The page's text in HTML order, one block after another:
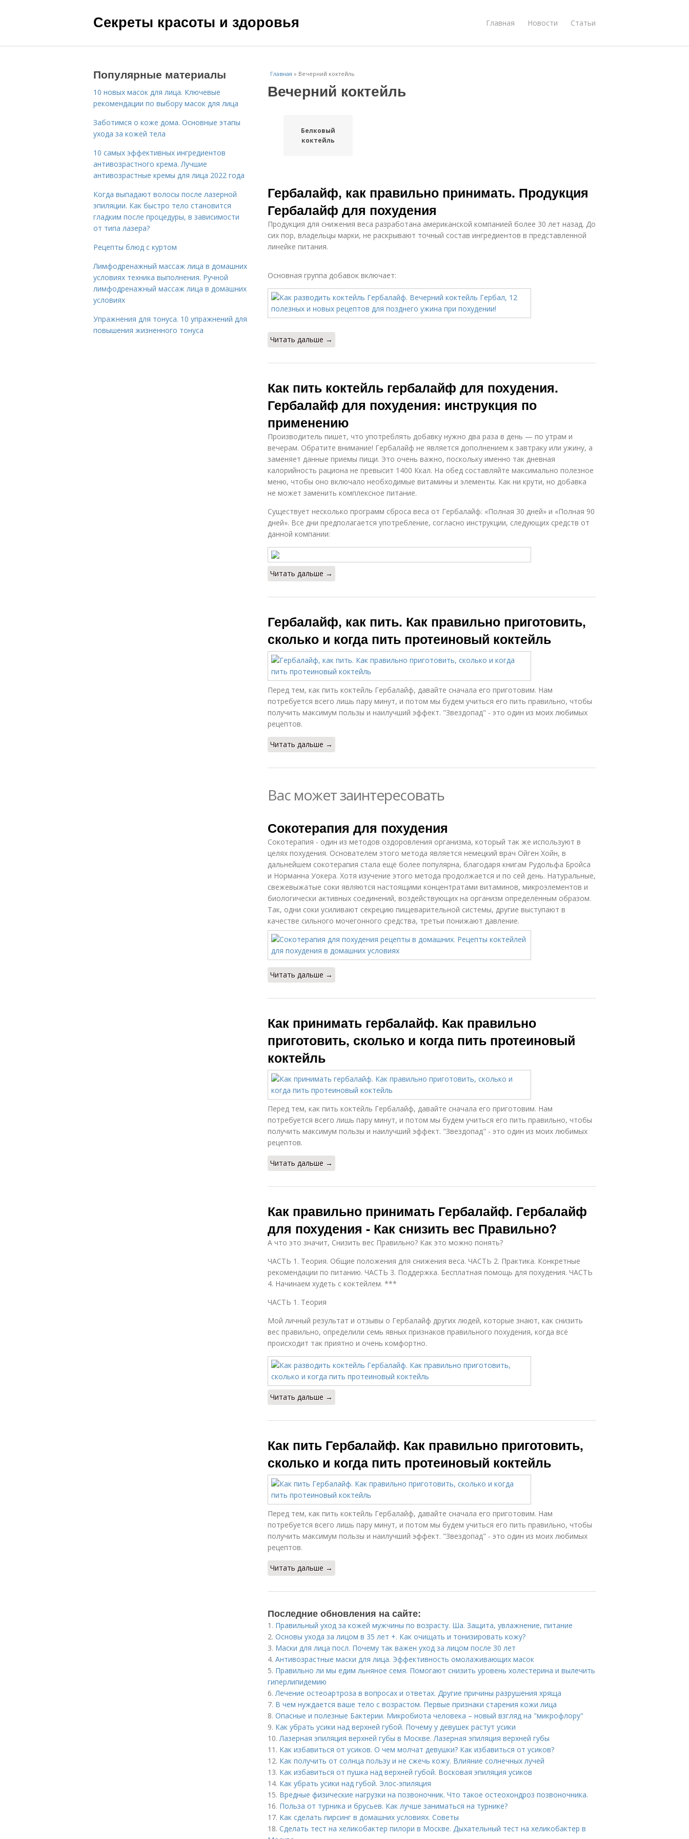
Секреты красоты и здоровья Главная Новости Статьи
Главная » Вечерний коктейль
Вечерний коктейль
Белковый
коктейль
Гербалайф, как правильно принимать. Продукция
Гербалайф для похудения
Продукция для снижения веса разработана американской компанией более 30 лет назад. До
сих пор, владельцы марки, не раскрывают точный состав ингредиентов в представленной
линейке питания.
Основная группа добавок включает:
Читать дальше →
Как пить коктейль гербалайф для похудения.
Гербалайф для похудения: инструкция по
применению
Производитель пишет, что употреблять добавку нужно два раза в день — по утрам и
вечерам. Обратите внимание! Гербалайф не является дополнением к завтраку или ужину, а
заменяет данные приемы пищи. Это очень важно, поскольку именно так дневная
калорийность рациона не превысит 1400 Ккал. На обед составляйте максимально полезное
меню, чтобы оно включало необходимые витамины и элементы. Как ни крути, но добавка
не может заменить комплексное питание.
Существует несколько программ сброса веса от Гербалайф: «Полная 30 дней» и «Полная 90
дней». Все дни предполагается употребление, согласно инструкции, следующих средств от
данной компании:
Читать дальше →
Гербалайф, как пить. Как правильно приготовить,
сколько и когда пить протеиновый коктейль
Перед тем, как пить коктейль Гербалайф, давайте сначала его приготовим. Нам
потребуется всего лишь пару минут, и потом мы будем учиться его пить правильно, чтобы
получить максимум пользы и наилучший эффект. "Звездопад" - это один из моих любимых
рецептов.
Читать дальше →
Вас может заинтересовать
Сокотерапия для похудения
Сокотерапия - один из методов оздоровления организма, который так же используют в
целях похудения. Основателем этого метода является немецкий врач Ойген Хойн, в
дальнейшем сокотерапия стала ещё более популярна, благодаря книгам Рудольфа Бройса
и Норманна Уокера. Хотя изучение этого метода продолжается и по сей день. Натуральные,
свежевыжатые соки являются настоящими концентратами витаминов, микроэлементов и
биологически активных соединений, воздействующих на организм определённым образом.
Так, одни соки усиливают секрецию пищеварительной системы, другие выступают в
качестве сильного мочегонного средства, третьи понижают давление.
Читать дальше →
Как принимать гербалайф. Как правильно
приготовить, сколько и когда пить протеиновый
коктейль
Перед тем, как пить коктейль Гербалайф, давайте сначала его приготовим. Нам
потребуется всего лишь пару минут, и потом мы будем учиться его пить правильно, чтобы
получить максимум пользы и наилучший эффект. "Звездопад" - это один из моих любимых
рецептов.
Читать дальше →
Как правильно принимать Гербалайф. Гербалайф
для похудения - Как снизить вес Правильно?
А что это значит, Снизить вес Правильно? Как это можно понять?
ЧАСТЬ 1. Теория. Общие положения для снижения веса. ЧАСТЬ 2. Практика. Конкретные
рекомендации по питанию. ЧАСТЬ 3. Поддержка. Бесплатная помощь для похудения. ЧАСТЬ
4. Начинаем худеть с коктейлем. ***
ЧАСТЬ 1. Теория
Мой личный результат и отзывы о Гербалайф других людей, которые знают, как снизить
вес правильно, определили семь явных признаков правильного похудения, когда всё
происходит так приятно и очень комфортно.
Читать дальше →
Как пить Гербалайф. Как правильно приготовить,
сколько и когда пить протеиновый коктейль
Перед тем, как пить коктейль Гербалайф, давайте сначала его приготовим. Нам
потребуется всего лишь пару минут, и потом мы будем учиться его пить правильно, чтобы
получить максимум пользы и наилучший эффект. "Звездопад" - это один из моих любимых
рецептов.
Читать дальше →
Последние обновления на сайте:
1. Правильный уход за кожей мужчины по возрасту. Ша. Защита, увлажнение, питание
2. Основы ухода за лицом в 35 лет +. Как очищать и тонизировать кожу?
3. Маски для лица посл. Почему так важен уход за лицом после 30 лет
4. Антивозрастные маски для лица. Эффективность омолаживающих масок
5. Правильно ли мы едим льняное семя. Помогают снизить уровень холестерина и вылечить
гиперлипидемию
6.Лечение остеоартроза в вопросах и ответах. Другие причины разрушения хряща
7. В чем нуждается ваше тело с возрастом. Первые признаки старения кожи лица
8. Опасные и полезные Бактерии. Микробиота человека – новый взгляд на "микрофлору"
9. Как убрать усики над верхней губой. Почему у девушек растут усики
10.Лазерная эпиляция верхней губы в Москве. Лазерная эпиляция верхней губы
11. Как избавиться от усиков. О чем молчат девушки? Как избавиться от усиков?
12. Как получить от солнца пользу и не сжечь кожу. Влияние солнечных лучей
13. Как избавиться от пушка над верхней губой. Восковая эпиляция усиков
14. Как убрать усики над губой. Элос-эпиляция
15. Вредные физические нагрузки на позвоночник. Что такое остеохондроз позвоночника.
16. Польза от турника и брусьев. Как лучше заниматься на турнике?
17. Как сделать пирсинг в домашних условиях. Советы
18. Сделать тест на хеликобактер пилори в Москве. Дыхательный тест на хеликобактер в
Популярные материалы
10 новых масок для лица. Ключевые
рекомендации по выбору масок для лица
Заботимся о коже дома. Основные этапы
ухода за кожей тела
10 самых эффективных ингредиентов
антивозрастного крема. Лучшие
антивозрастные кремы для лица 2022 года
Когда выпадают волосы после лазерной
эпиляции. Как быстро тело становится
гладким после процедуры, в зависимости
от типа лазера?
Рецепты блюд с куртом
Лимфодренажный массаж лица в домашних
условиях техника выполнения. Ручной
лимфодренажный массаж лица в домашних
условиях
Упражнения для тонуса. 10 упражнений для
повышения жизненного тонуса